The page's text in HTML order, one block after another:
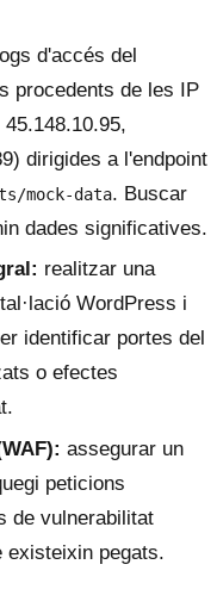
d'accés del
procedents de les IP
dirigides a l'endpoint
mock-data. Buscar
dades significatives.
realitzar una
WordPress i
identificar portes del
o efectes
assegurar un
peticions
de vulnerabilitat
existeixin pegats.